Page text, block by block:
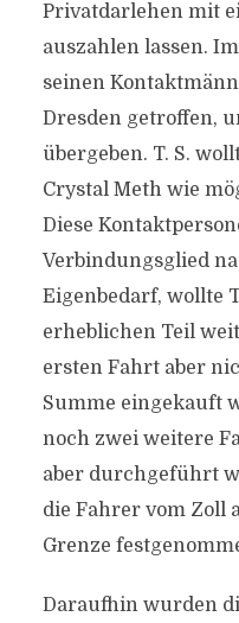
Privatdarlehen mit
auszahlen lassen.
seinen
Dresden getroffen,
übergeben. T. S.
Crystal Meth wie
Diese
Verbindungsglied
Eigenbedarf, wollte
erheblichen Teil
ersten Fahrt aber
Summe eingekauft
noch zwei weitere
aber durchgeführt
die Fahrer vom Zoll
Grenze
Daraufhin wurden